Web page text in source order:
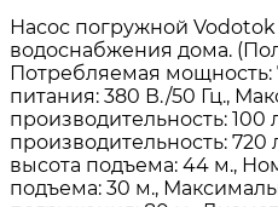
Насос погружной
водоснабжения дома.
Потребляемая мощность:
питания: 380 В./50 Гц.,
производительность:
производительность:
высота подъема: 44 м.,
подъема: 30 м.,